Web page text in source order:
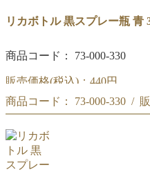
リカボトル 黒スプレー瓶 青
商品コード： 73-000-330
販売価格(税込)： 440円
黒スプレー瓶 青 30mL
商品コード： 73-000-330 /
黒スプレー瓶 青 30mL